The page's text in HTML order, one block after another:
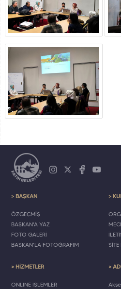
> BAŞKAN
ÖZGEÇMİŞ
BAŞKAN'A YAZ
FOTO GALERİ
BAŞKAN'LA FOTOĞRAFIM
>
SİTE
> HİZMETLER
ONLINE İŞLEMLER
>